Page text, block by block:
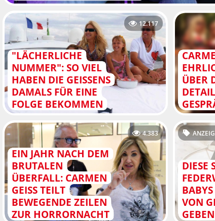
"LÄCHERLICHE
NUMMER": SO VIEL
HABEN DIE GEISSENS
DAMALS FÜR EINE
FOLGE BEKOMMEN
12.117
ÜBER
EIN JAHR NACH DEM
BRUTALEN
ÜBERFALL: CARMEN
GEISS TEILT
BEWEGENDE ZEILEN
ZUR HORRORNACHT
4.383
DIESE
VON
GEBEN